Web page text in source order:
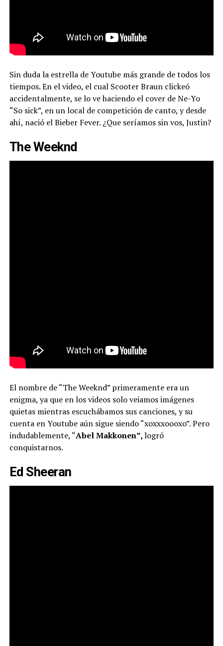
Sin duda la estrella de Youtube más grande de todos los
tiempos. En el video, el cual Scooter Braun clickeó
accidentalmente, se lo ve haciendo el cover de Ne-Yo
“So sick”, en un local de competición de canto, y desde
ahí, nació el Bieber Fever. ¿Que seríamos sin vos, Justin?
The Weeknd
El nombre de “The Weeknd” primeramente era un
enigma, ya que en los videos solo veiamos imágenes
quietas mientras escuchábamos sus canciones, y su
cuenta en Youtube aún sigue siendo “xoxxxoooxo”. Pero
indudablemente, “Abel Makkonen”,logró
conquistarnos.
Ed Sheeran